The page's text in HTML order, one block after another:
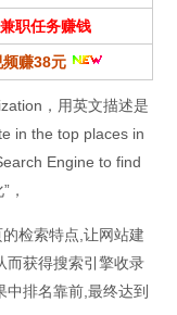
职任务赚钱
频赚38元
，用英文描述是
in the top places in
Engine to find
，
索特点,让网站建
而获得搜索引擎收录
排名靠前,最终达到